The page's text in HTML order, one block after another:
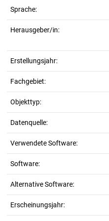
Sprache:
Herausgeber/in:
Erstellungsjahr:
Fachgebiet:
Objekttyp:
Datenquelle:
Verwendete Software:
Software:
Alternative Software:
Erscheinungsjahr: